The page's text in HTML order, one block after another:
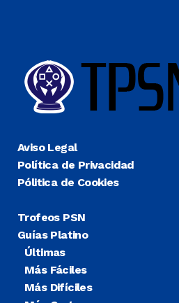
Aviso Legal
Política de Privacidad
Pólitica de Cookies
Trofeos PSN
Guías Platino
Últimas
Más Fáciles
Más Difíciles